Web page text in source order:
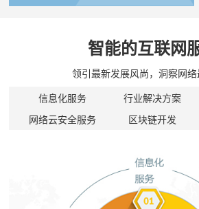
智能的互联网
领引最新发展风尚，洞察网
信息化服务 行业解决方案
网络云安全服务 区块链开发